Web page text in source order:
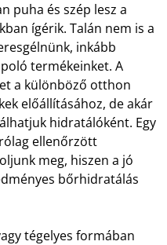
puha és szép lesz a
ígérik. Talán nem is a
inkább
termékeinket. A
a különböző otthon
előállításához, de akár
hidratálóként. Egy
ellenőrzött
meg, hiszen a jó
bőrhidratálás
tégelyes formában